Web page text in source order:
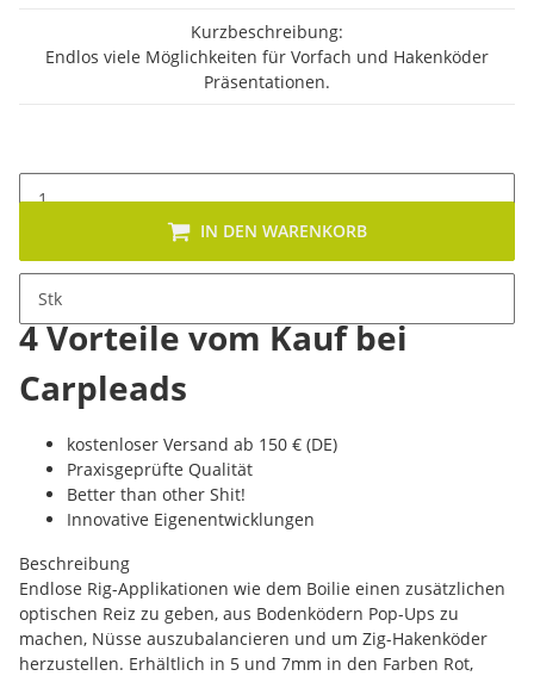
Kurzbeschreibung:
Endlos viele Möglichkeiten für Vorfach und Hakenköder
Präsentationen.
Stk
IN DEN WARENKORB
4 Vorteile vom Kauf bei
Carpleads
kostenloser Versand ab 150 € (DE)
Praxisgeprüfte Qualität
Better than other Shit!
Innovative Eigenentwicklungen
Beschreibung
Endlose Rig-Applikationen wie dem Boilie einen zusätzlichen
optischen Reiz zu geben, aus Bodenködern Pop-Ups zu
machen, Nüsse auszubalancieren und um Zig-Hakenköder
herzustellen. Erhältlich in 5 und 7mm in den Farben Rot,